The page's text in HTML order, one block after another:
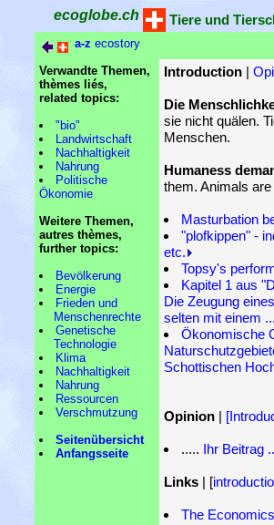
ecoglobe.ch Tiere und
a-z ecostory
Verwandte Themen,
thèmes liés,
related topics:
"bio"
Landwirtschaft
Nachhaltigkeit
Nahrung
Politische
Ökonomie
Weitere Themen,
autres thèmes,
further topics:
Bevölkerung
Energie
Frieden und
Menschenrechte
Genetische
Technologie
Klima
Nachhaltigkeit
Nahrung
Ressourcen
Verschmutzung
Seitenübersicht
Anfangsseite
Introduction |
Die
sie nicht quälen.
Menschen.
Humaness
them. Animals
Masturbation
"plofkippen" -
etc.
Topsy's
Kapitel 1 aus
Die Zeugung
selten mit einem
Ökonomische
Schottischen
Opinion |
..... Ihr Beitrag
Links | [
The